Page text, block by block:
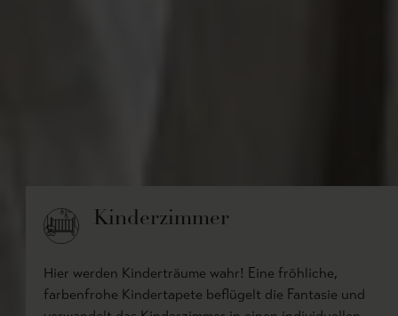
Kinderzimmer
Hier werden Kinderträume wahr! Eine fröhliche,
farbenfrohe Kindertapete beflügelt die Fantasie und